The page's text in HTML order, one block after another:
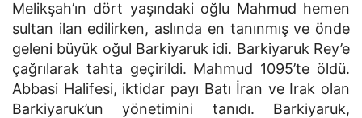
Melikşah’ın dört yaşındaki oğlu Mahmud hemen
sultan ilan edilirken, aslında en tanınmış ve önde
geleni büyük oğul Barkiyaruk idi. Barkiyaruk Rey’e
çağrılarak tahta geçirildi. Mahmud 1095’te öldü.
Abbasi Halifesi, iktidar payı Batı İran ve Irak olan
Barkiyaruk’un yönetimini tanıdı. Barkiyaruk,